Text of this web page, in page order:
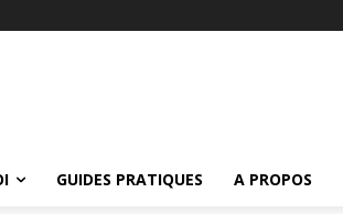
GUIDES PRATIQUES A PROPOS